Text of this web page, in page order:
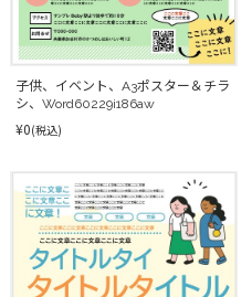
子供、イベント、A3ポスター＆チラ
シ、Word60229i186aw
¥0(税込)